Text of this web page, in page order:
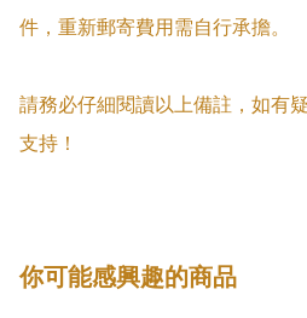
件，重新郵寄費用需自行承擔。
請務必仔細閱讀以上備註，如有
支持！
你可能感興趣的商品